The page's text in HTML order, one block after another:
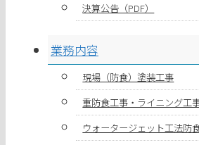
決算公告（PDF）
業務内容
現場（防食）塗装工事
重防食工事・ライニング工
ウォータージェット工法防